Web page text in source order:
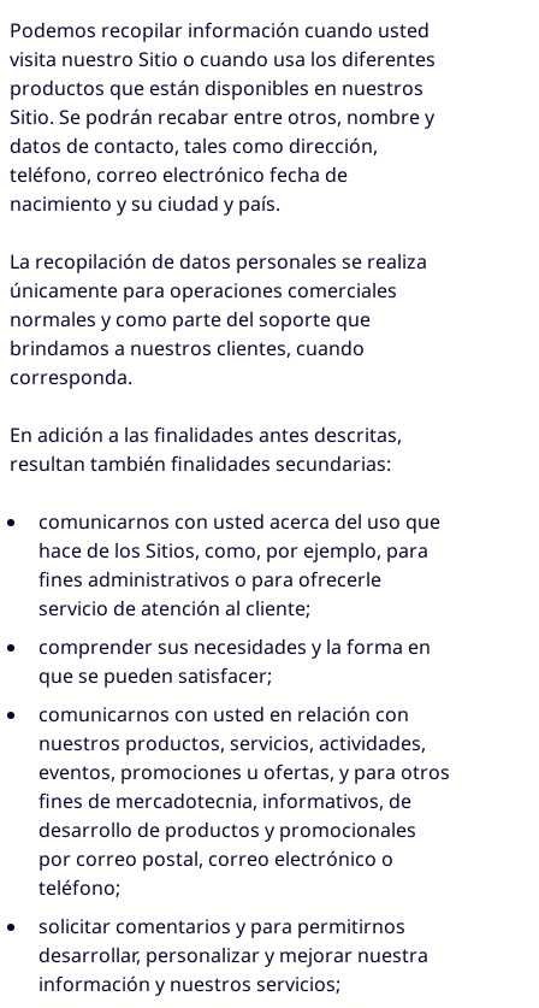
Podemos recopilar información cuando usted
visita nuestro Sitio o cuando usa los diferentes
productos que están disponibles en nuestros
Sitio. Se podrán recabar entre otros, nombre y
datos de contacto, tales como dirección,
teléfono, correo electrónico fecha de
nacimiento y su ciudad y país.
La recopilación de datos personales se realiza
únicamente para operaciones comerciales
normales y como parte del soporte que
brindamos a nuestros clientes, cuando
corresponda.
En adición a las finalidades antes descritas,
resultan también finalidades secundarias:
comunicarnos con usted acerca del uso que
hace de los Sitios, como, por ejemplo, para
fines administrativos o para ofrecerle
servicio de atención al cliente;
comprender sus necesidades y la forma en
que se pueden satisfacer;
comunicarnos con usted en relación con
nuestros productos, servicios, actividades,
eventos, promociones u ofertas, y para otros
fines de mercadotecnia, informativos, de
desarrollo de productos y promocionales
por correo postal, correo electrónico o
teléfono;
solicitar comentarios y para permitirnos
desarrollar, personalizar y mejorar nuestra
información y nuestros servicios;